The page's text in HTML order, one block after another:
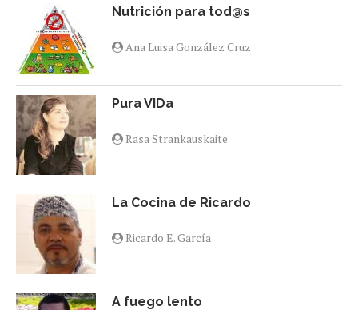
Nutrición para tod@s
Ana Luisa González Cruz
Pura VIDa
Rasa Strankauskaite
La Cocina de Ricardo
Ricardo E. García
A fuego lento